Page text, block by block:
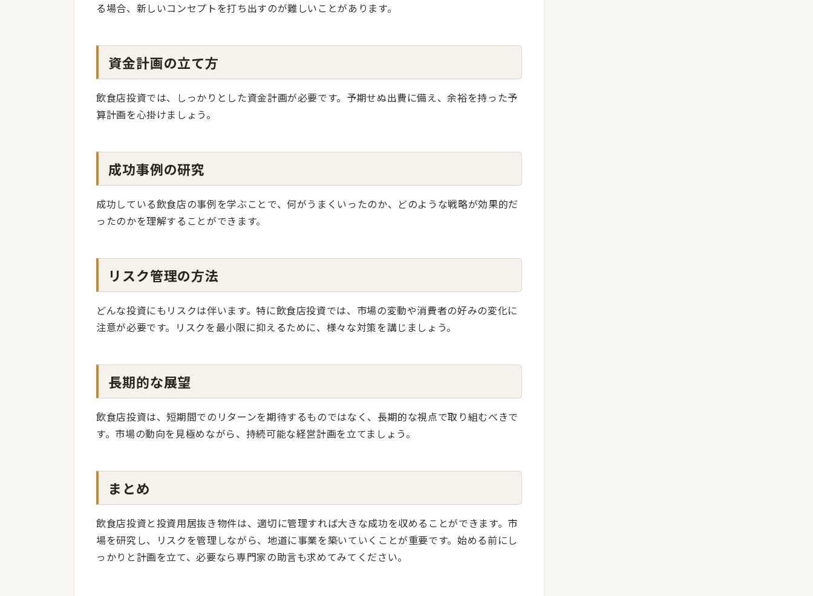
る場合、新しいコンセプトを打ち出すのが難しいことがあります。
資金計画の立て方
飲食店投資では、しっかりとした資金計画が必要です。予期せぬ出費に備え、余裕を持った予
算計画を心掛けましょう。
成功事例の研究
成功している飲食店の事例を学ぶことで、何がうまくいったのか、どのような戦略が効果的だ
ったのかを理解することができます。
リスク管理の方法
どんな投資にもリスクは伴います。特に飲食店投資では、市場の変動や消費者の好みの変化に
注意が必要です。リスクを最小限に抑えるために、様々な対策を講じましょう。
長期的な展望
飲食店投資は、短期間でのリターンを期待するものではなく、長期的な視点で取り組むべきで
す。市場の動向を見極めながら、持続可能な経営計画を立てましょう。
まとめ
飲食店投資と投資用居抜き物件は、適切に管理すれば大きな成功を収めることができます。市
場を研究し、リスクを管理しながら、地道に事業を築いていくことが重要です。始める前にし
っかりと計画を立て、必要なら専門家の助言も求めてみてください。